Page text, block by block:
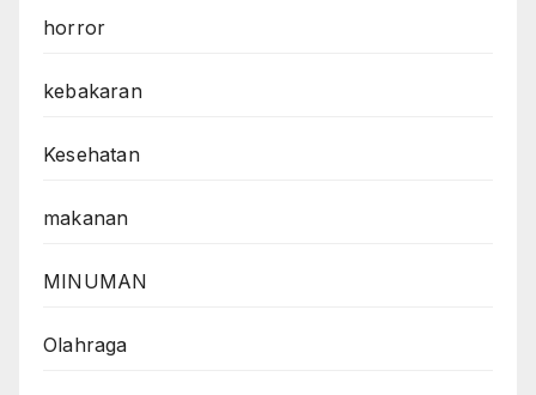
horror
kebakaran
Kesehatan
makanan
MINUMAN
Olahraga